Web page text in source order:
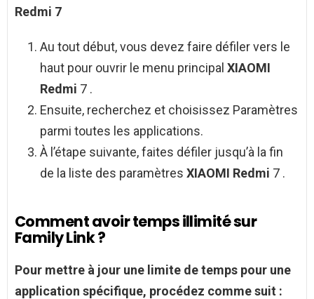
Redmi 7
Au tout début, vous devez faire défiler vers le
haut pour ouvrir le menu principal XIAOMI
Redmi 7 .
Ensuite, recherchez et choisissez Paramètres
parmi toutes les applications.
À l’étape suivante, faites défiler jusqu’à la fin
de la liste des paramètres XIAOMI Redmi 7 .
Comment avoir temps illimité sur
Family Link ?
Pour mettre à jour une limite detemps pour une
application spécifique, procédez comme suit :